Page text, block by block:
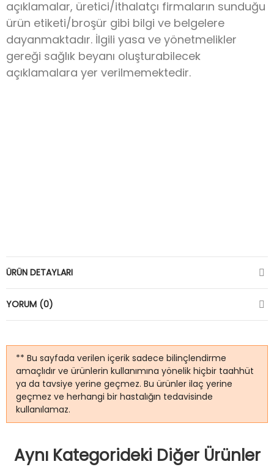
açıklamalar, üretici/ithalatçı firmaların sunduğu
ürün etiketi/broşür gibi bilgi ve belgelere
dayanmaktadır. İlgili yasa ve yönetmelikler
gereği sağlık beyanı oluşturabilecek
açıklamalara yer verilmemektedir.
ÜRÜN DETAYLARI
YORUM (0)
** Bu sayfada verilen içerik sadece bilinçlendirme
amaçlıdır ve ürünlerin kullanımına yönelik hiçbir taahhüt
ya da tavsiye yerine geçmez. Bu ürünler ilaç yerine
geçmez ve herhangi bir hastalığın tedavisinde
kullanılamaz.
Aynı Kategorideki Diğer Ürünler